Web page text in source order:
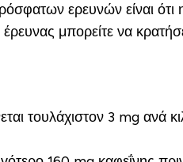
ερευνών είναι
μπορείτε να
τουλάχιστον 3 mg